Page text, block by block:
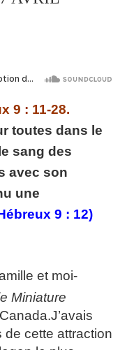
9 : 11-28.
toutes dans le
sang des
avec son
une
9 : 12)
et moi-
Miniature
J’avais
cette attraction